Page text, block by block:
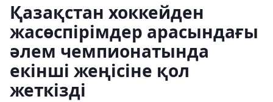
Қазақстан хоккейден
жасөспірімдер арасындағы
әлем чемпионатында
екінші жеңісіне қол
жеткізді